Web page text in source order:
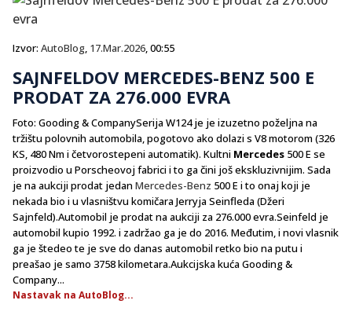
Izvor: AutoBlog, 17.Mar.2026, 00:55
SAJNFELDOV MERCEDES-BENZ 500 E
PRODAT ZA 276.000 EVRA
Foto: Gooding & CompanySerija W124 je je izuzetno poželjna na
tržištu polovnih automobila, pogotovo ako dolazi s V8 motorom (326
KS, 480 Nm i četvorostepeni automatik). Kultni Mercedes 500 E se
proizvodio u Porscheovoj fabrici i to ga čini još ekskluzivnijim. Sada
je na aukciji prodat jedan Mercedes-Benz 500 E i to onaj koji je
nekada bio i u vlasništvu komičara Jerryja Seinfleda (Džeri
Sajnfeld).Automobil je prodat na aukciji za 276.000 evra.Seinfeld je
automobil kupio 1992. i zadržao ga je do 2016. Međutim, i novi vlasnik
ga je štedeo te je sve do danas automobil retko bio na putu i
preašao je samo 3758 kilometara.Aukcijska kuća Gooding &
Company...
Nastavak na AutoBlog...